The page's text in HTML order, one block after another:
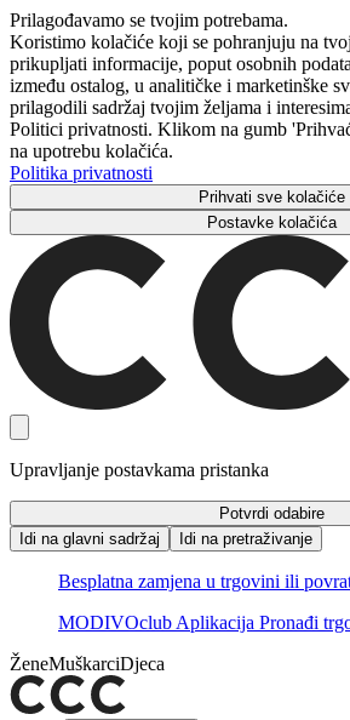
Prilagođavamo se tvojim potrebama.
Koristimo kolačiće koji se pohranjuju na
prikupljati informacije, poput osobnih
između ostalog, u analitičke i marketinške
prilagodili sadržaj tvojim željama i
Politici privatnosti. Klikom na gumb
na upotrebu kolačića.
Politika privatnosti
Prihvati sve kolačiće
Postavke kolačića
Upravljanje postavkama pristanka
Potvrdi odabire
Idi na glavni sadržaj
Idi na pretraživanje
Besplatna zamjena u trgovini ili
MODIVOclub Aplikacija Pronađi
ŽeneMuškarciDjeca